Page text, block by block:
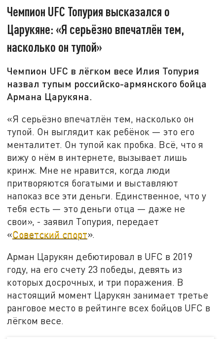
Чемпион UFC Топурия высказался о
Царукяне: «Я серьёзно впечатлён тем,
насколько он тупой»
Чемпион UFC в лёгком весе Илия Топурия
назвал тупым российско-армянского бойца
Армана Царукяна.
«Я серьёзно впечатлён тем, насколько он
тупой. Он выглядит как ребёнок — это его
менталитет. Он тупой как пробка. Всё, что я
вижу о нём в интернете, вызывает лишь
кринж. Мне не нравится, когда люди
притворяются богатыми и выставляют
напоказ все эти деньги. Единственное, что у
тебя есть — это деньги отца — даже не
свои», - заявил Топурия, передает
«Советский спорт».
Арман Царукян дебютировал в UFC в 2019
году, на его счету 23 победы, девять из
которых досрочных, и три поражения. В
настоящий момент Царукян занимает третье
ранговое место в рейтинге всех бойцов UFC в
лёгком весе.